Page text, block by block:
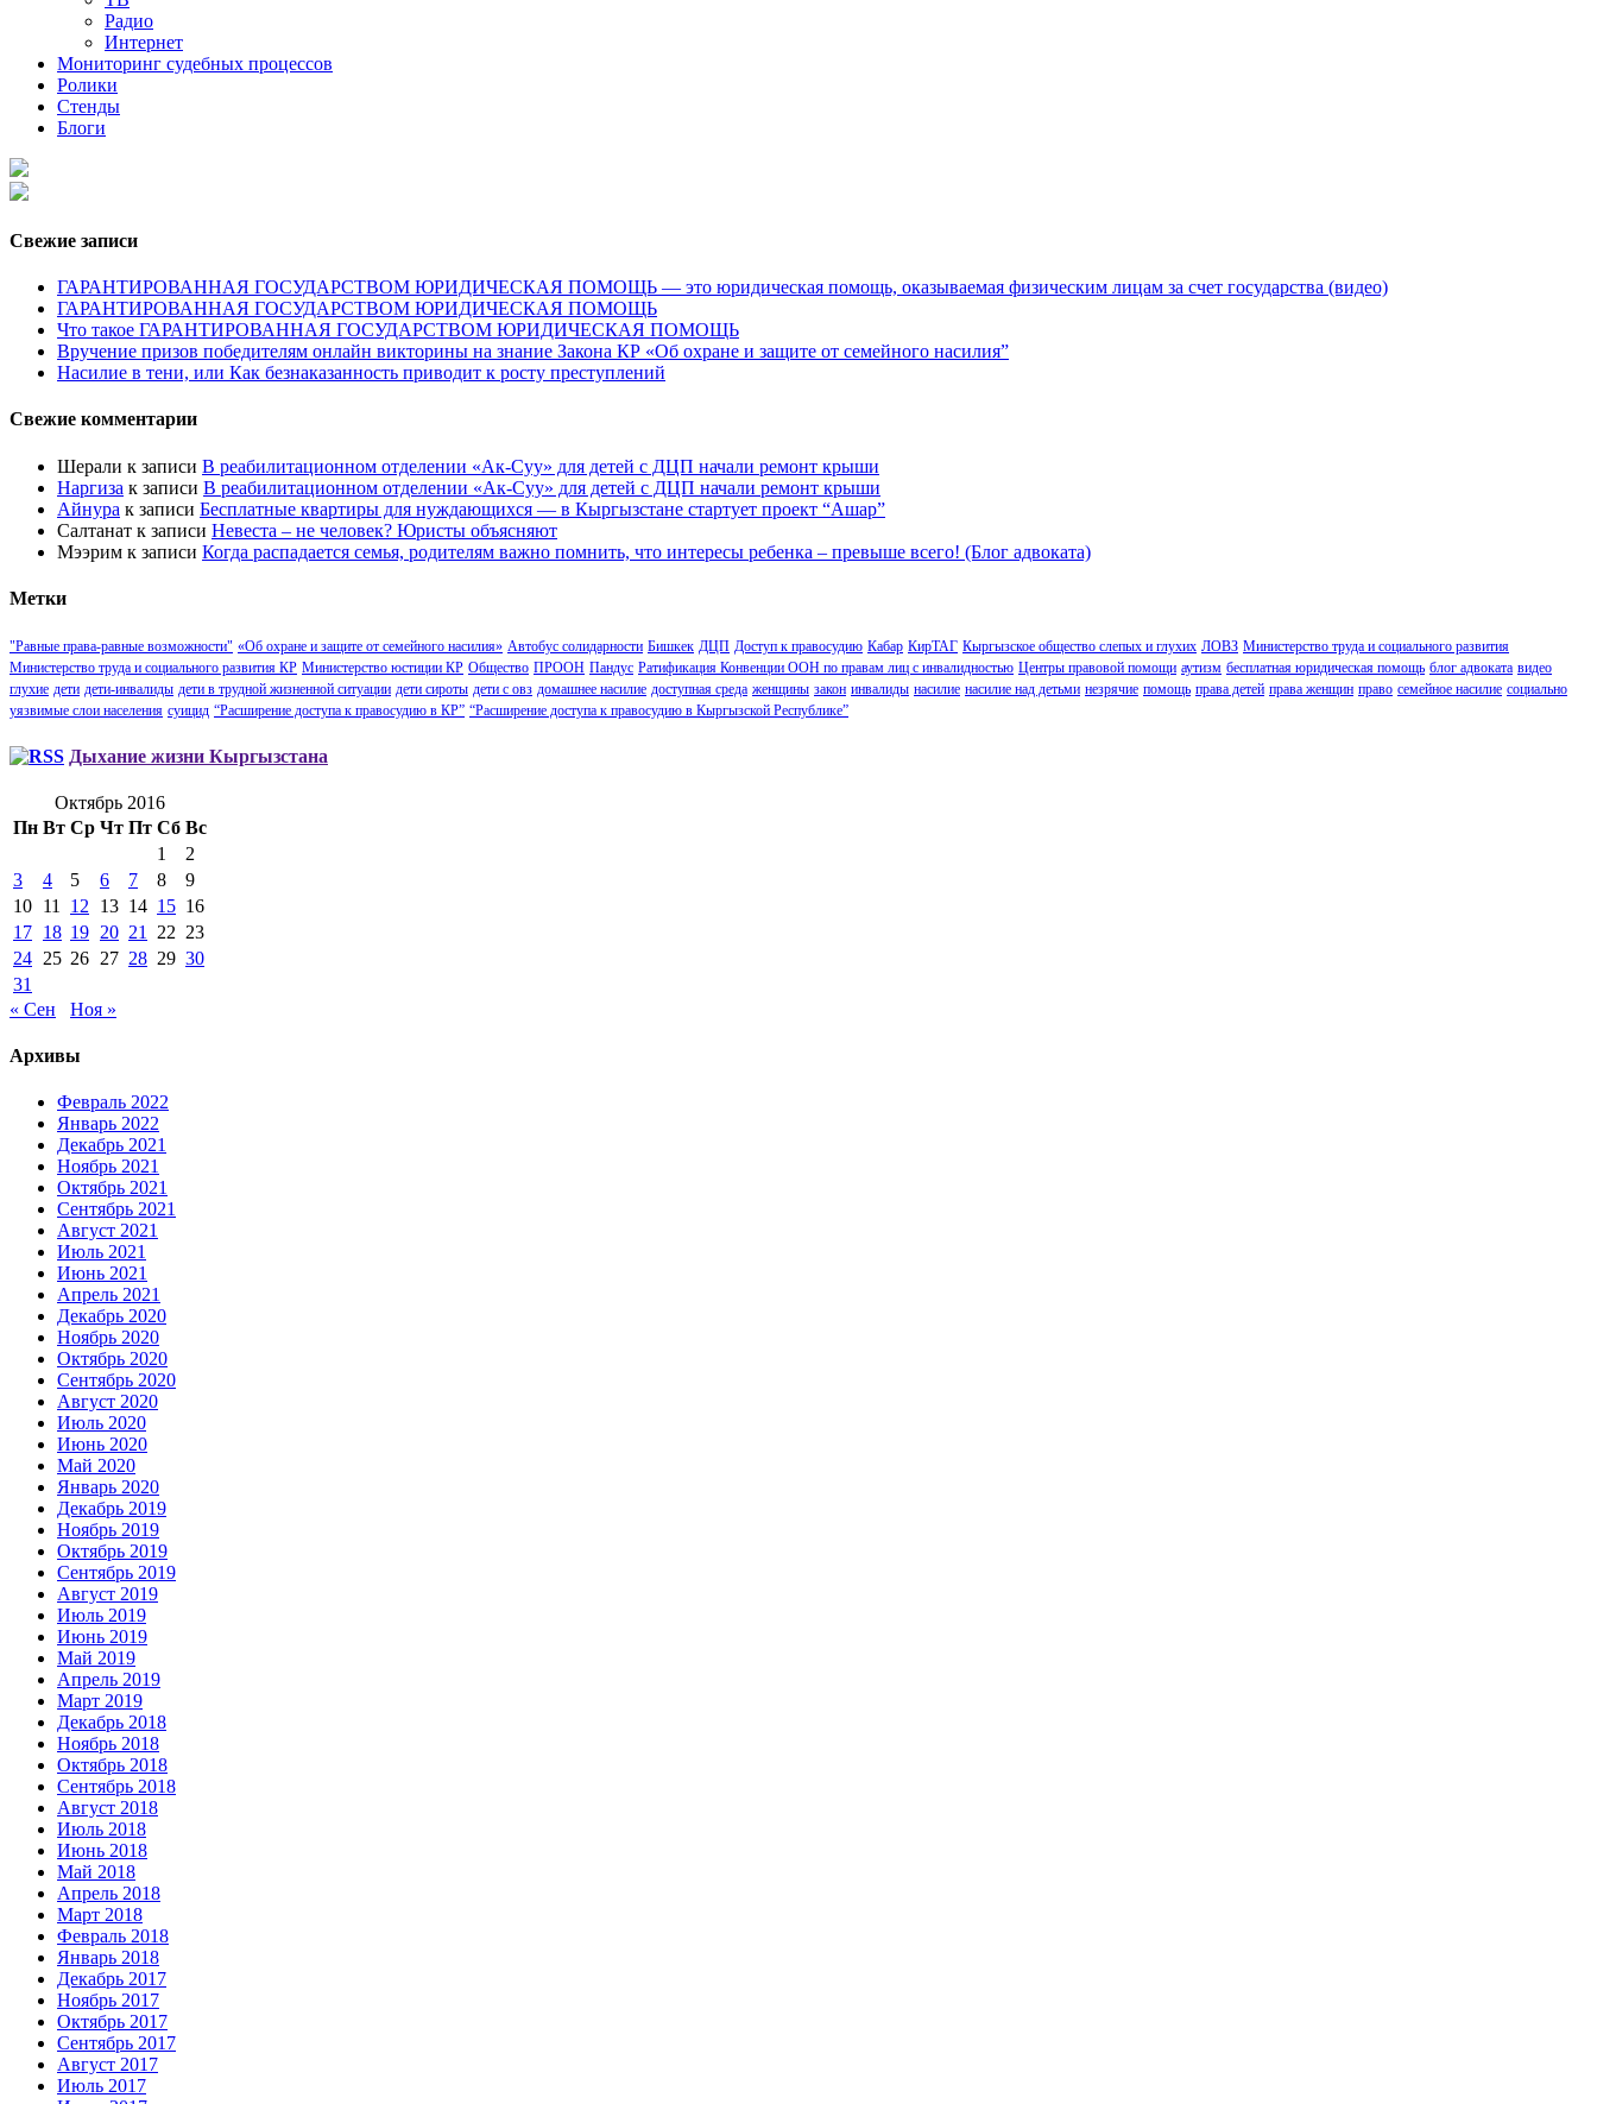
Радио
Интернет
Мониторинг судебных процессов
Ролики
Стенды
Блоги
Свежие записи
ГАРАНТИРОВАННАЯ ГОСУДАРСТВОМ ЮРИДИЧЕСКАЯ ПОМОЩЬ — это юридическая помощь, оказываемая физическим лицам за счет государства (видео)
ГАРАНТИРОВАННАЯ ГОСУДАРСТВОМ ЮРИДИЧЕСКАЯ ПОМОЩЬ
Что такое ГАРАНТИРОВАННАЯ ГОСУДАРСТВОМ ЮРИДИЧЕСКАЯ ПОМОЩЬ
Вручение призов победителям онлайн викторины на знание Закона КР «Об охране и защите от семейного насилия”
Насилие в тени, или Как безнаказанность приводит к росту преступлений
Свежие комментарии
Шерали к записи В реабилитационном отделении «Ак-Суу» для детей с ДЦП начали ремонт крыши
Наргиза к записи В реабилитационном отделении «Ак-Суу» для детей с ДЦП начали ремонт крыши
Айнура к записи Бесплатные квартиры для нуждающихся — в Кыргызстане стартует проект “Ашар”
Салтанат к записи Невеста – не человек? Юристы объясняют
Мээрим к записи Когда распадается семья, родителям важно помнить, что интересы ребенка – превыше всего! (Блог адвоката)
Метки
"Равные права-равные возможности" «Об охране и защите от семейного насилия» Автобус солидарности Бишкек ДЦП Доступ к правосудию Кабар КирТАГ Кыргызское общество слепых и глухих ЛОВЗ Министерство труда и социального развития
Министерство труда и социального развития КР Министерство юстиции КР Общество ПРООН Пандус Ратификация Конвенции ООН по правам лиц с инвалидностью Центры правовой помощи аутизм бесплатная юридическая помощь блог адвоката видео
глухие дети дети-инвалиды дети в трудной жизненной ситуации дети сироты дети с овз домашнее насилие доступная среда женщины закон инвалиды насилие насилие над детьми незрячие помощь права детей права женщин право семейное насилие социально
уязвимые слои населения суицид “Расширение доступа к правосудию в КР” “Расширение доступа к правосудию в Кыргызской Республике”
Дыхание жизни Кыргызстана
Октябрь 2016
Пн Вт Ср Чт Пт Сб Вс
1
2
3
4 5 6 7 8
9
10 11 12 13 14 15 16
17 18 19 20 21 22 23
24 25 26 27 28 29 30
31
« Сен
Ноя »
Архивы
Февраль 2022
Январь 2022
Декабрь 2021
Ноябрь 2021
Октябрь 2021
Сентябрь 2021
Август 2021
Июль 2021
Июнь 2021
Апрель 2021
Декабрь 2020
Ноябрь 2020
Октябрь 2020
Сентябрь 2020
Август 2020
Июль 2020
Июнь 2020
Май 2020
Январь 2020
Декабрь 2019
Ноябрь 2019
Октябрь 2019
Сентябрь 2019
Август 2019
Июль 2019
Июнь 2019
Май 2019
Апрель 2019
Март 2019
Декабрь 2018
Ноябрь 2018
Октябрь 2018
Сентябрь 2018
Август 2018
Июль 2018
Июнь 2018
Май 2018
Апрель 2018
Март 2018
Февраль 2018
Январь 2018
Декабрь 2017
Ноябрь 2017
Октябрь 2017
Сентябрь 2017
Август 2017
Июль 2017